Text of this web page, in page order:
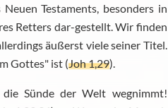
Testaments, besonders in
Retters dar-gestellt. Wir finden
äußerst viele seiner Titel.
Gottes" ist (Joh 1,29).
die Sünde der Welt wegnimmt!